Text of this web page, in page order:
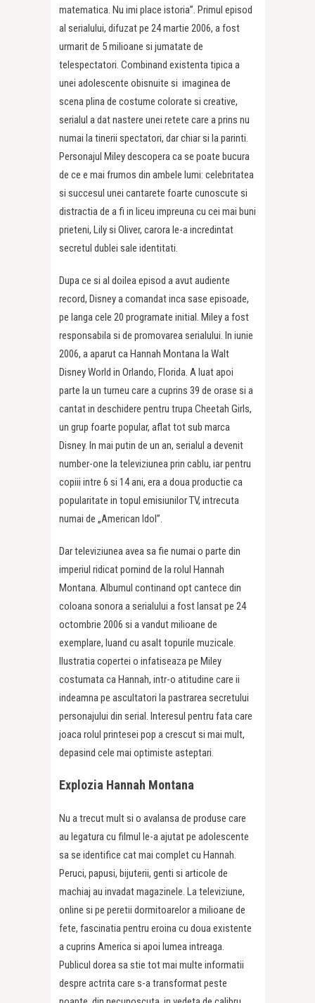
matematica. Nu imi place istoria”. Primul episod
al serialului, difuzat pe 24 martie 2006, a fost
urmarit de 5 milioane si jumatate de
telespectatori. Combinand existenta tipica a
unei adolescente obisnuite si imaginea de
scena plina de costume colorate si creative,
serialul a dat nastere unei retete care a prins nu
numai la tinerii spectatori, dar chiar si la parinti.
Personajul Miley descopera ca se poate bucura
de ce e mai frumos din ambele lumi: celebritatea
si succesul unei cantarete foarte cunoscute si
distractia de a fi in liceu impreuna cu cei mai buni
prieteni, Lily si Oliver, carora le-a incredintat
secretul dublei sale identitati.
Dupa ce si al doilea episod a avut audiente
record, Disney a comandat inca sase episoade,
pe langa cele 20 programate initial. Miley a fost
responsabila si de promovarea serialului. In iunie
2006, a aparut ca Hannah Montana la Walt
Disney World in Orlando, Florida. A luat apoi
parte la un turneu care a cuprins 39 de orase si a
cantat in deschidere pentru trupa Cheetah Girls,
un grup foarte popular, aflat tot sub marca
Disney. In mai putin de un an, serialul a devenit
number-one la televiziunea prin cablu, iar pentru
copiii intre 6 si 14 ani, era a doua productie ca
popularitate in topul emisiunilor TV, intrecuta
numai de „American Idol”.
Dar televiziunea avea sa fie numai o parte din
imperiul ridicat pornind de la rolul Hannah
Montana. Albumul continand opt cantece din
coloana sonora a serialului a fost lansat pe 24
octombrie 2006 si a vandut milioane de
exemplare, luand cu asalt topurile muzicale.
Ilustratia copertei o infatiseaza pe Miley
costumata ca Hannah, intr-o atitudine care ii
indeamna pe ascultatori la pastrarea secretului
personajului din serial. Interesul pentru fata care
joaca rolul printesei pop a crescut si mai mult,
depasind cele mai optimiste asteptari.
Explozia Hannah Montana
Nu a trecut mult si o avalansa de produse care
au legatura cu filmul le-a ajutat pe adolescente
sa se identifice cat mai complet cu Hannah.
Peruci, papusi, bijuterii, genti si articole de
machiaj au invadat magazinele. La televiziune,
online si pe peretii dormitoarelor a milioane de
fete, fascinatia pentru eroina cu doua existente
a cuprins America si apoi lumea intreaga.
Publicul dorea sa stie tot mai multe informatii
despre actrita care s-a transformat peste